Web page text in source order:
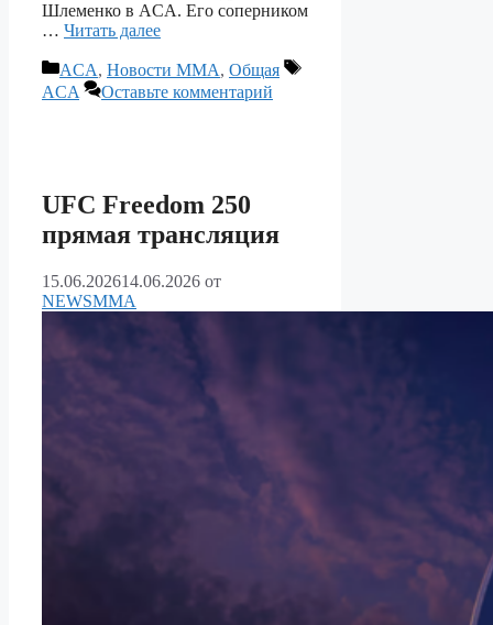
Шлеменко в ACA. Его соперником
… Читать далее
Рубрики
ACA, Новости ММА, Общая
Метки
ACA
Оставьте комментарий
UFC Freedom 250
прямая трансляция
15.06.202614.06.2026 от
NEWSMMA